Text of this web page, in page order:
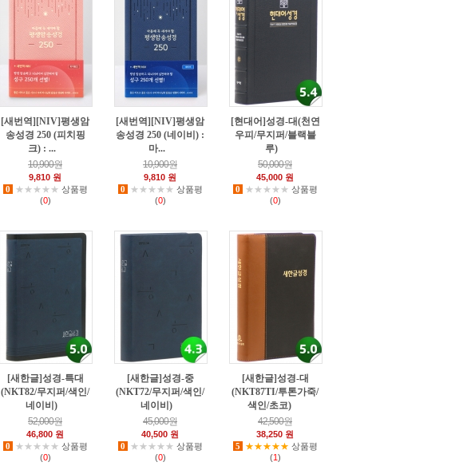
[새번역][NIV]평생암
송성경 250 (피치핑
크) : ...
10,900원
9,810 원
0
★★★★★ 상품평
(0)
[새번역][NIV]평생암
송성경 250 (네이비) :
마...
10,900원
9,810 원
0
★★★★★ 상품평
(0)
[현대어]성경-대(천연
우피/무지퍼/블랙블
루)
50,000원
45,000 원
0
★★★★★ 상품평
(0)
[새한글]성경-특대
(NKT82/무지퍼/색인/
네이비)
52,000원
46,800 원
0
★★★★★ 상품평
(0)
[새한글]성경-중
(NKT72/무지퍼/색인/
네이비)
45,000원
40,500 원
0
★★★★★ 상품평
(0)
[새한글]성경-대
(NKT87TI/투톤가죽/
색인/초코)
42,500원
38,250 원
5
★★★★★ 상품평
(1)